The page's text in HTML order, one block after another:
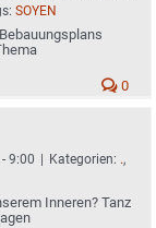
SOYEN
0
9:00 | Kategorien: .,
Inneren? Tanz